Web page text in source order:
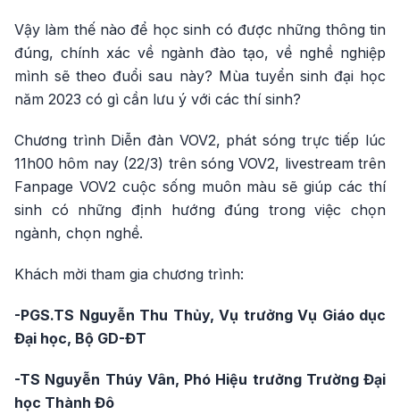
Vậy làm thế nào để học sinh có được những thông tin
đúng, chính xác về ngành đào tạo, về nghề nghiệp
mình sẽ theo đuổi sau này? Mùa tuyển sinh đại học
năm 2023 có gì cần lưu ý với các thí sinh?
Chương trình Diễn đàn VOV2, phát sóng trực tiếp lúc
11h00 hôm nay (22/3) trên sóng VOV2, livestream trên
Fanpage VOV2 cuộc sống muôn màu sẽ giúp các thí
sinh có những định hướng đúng trong việc chọn
ngành, chọn nghề.
Khách mời tham gia chương trình:
-PGS.TS Nguyễn Thu Thủy, Vụ trưởng Vụ Giáo dục
Đại học, Bộ GD-ĐT
-TS Nguyễn Thúy Vân, Phó Hiệu trưởng Trường Đại
học Thành Đô